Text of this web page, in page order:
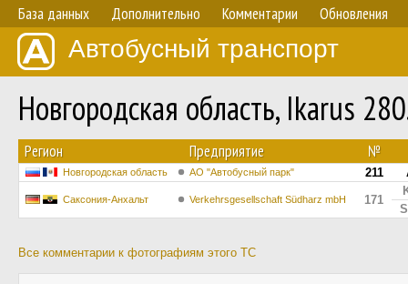
База данных Дополнительно Комментарии Обновления
Автобусный транспорт
Новгородская область, Ikarus
Регион Предприятие №
Новгородская область АО "Автобусный парк" 211
Саксония-Анхальт Verkehrsgesellschaft Südharz mbH 171
Все комментарии к фотографиям этого ТС